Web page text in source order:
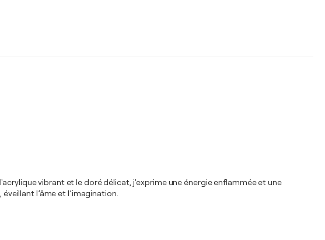
vibrant et le doré délicat, j’exprime une énergie enflammée et une
l’âme et l’imagination.